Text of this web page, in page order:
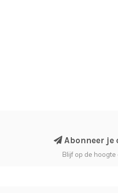
Abonneer je
Blijf op de